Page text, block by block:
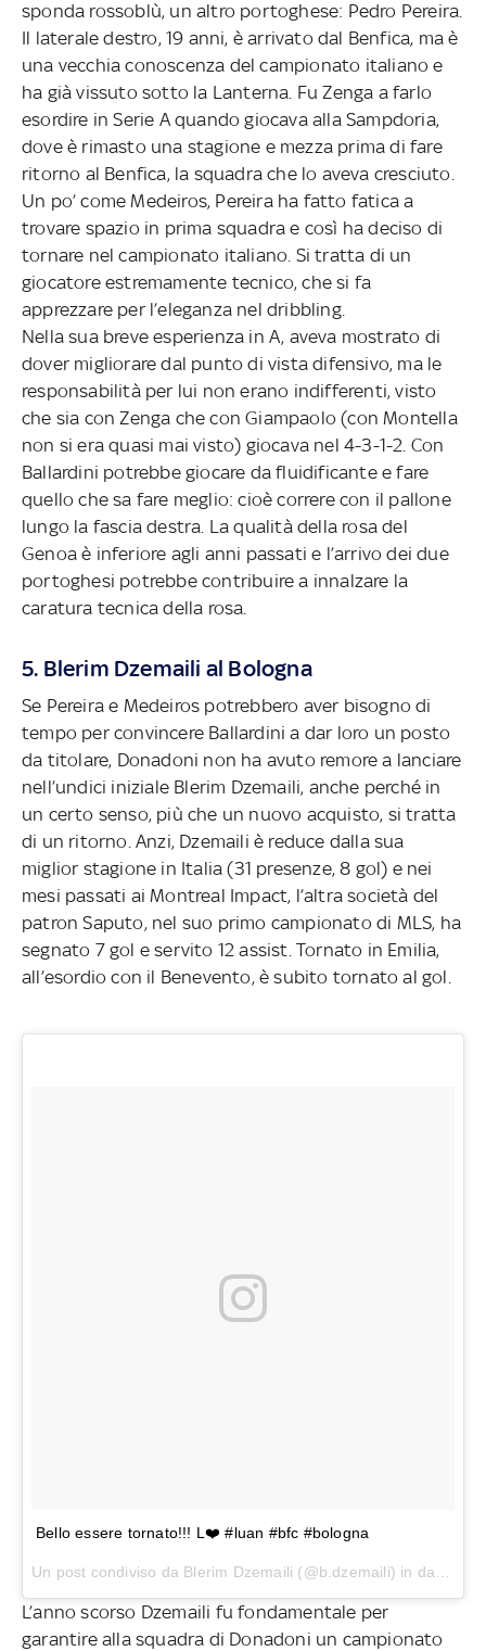
sponda rossoblù, un altro portoghese: Pedro Pereira.
Il laterale destro, 19 anni, è arrivato dal Benfica, ma è
una vecchia conoscenza del campionato italiano e
ha già vissuto sotto la Lanterna. Fu Zenga a farlo
esordire in Serie A quando giocava alla Sampdoria,
dove è rimasto una stagione e mezza prima di fare
ritorno al Benfica, la squadra che lo aveva cresciuto.
Un po’ come Medeiros, Pereira ha fatto fatica a
trovare spazio in prima squadra e così ha deciso di
tornare nel campionato italiano. Si tratta di un
giocatore estremamente tecnico, che si fa
apprezzare per l’eleganza nel dribbling.
Nella sua breve esperienza in A, aveva mostrato di
dover migliorare dal punto di vista difensivo, ma le
responsabilità per lui non erano indifferenti, visto
che sia con Zenga che con Giampaolo (con Montella
non si era quasi mai visto) giocava nel 4-3-1-2. Con
Ballardini potrebbe giocare da fluidificante e fare
quello che sa fare meglio: cioè correre con il pallone
lungo la fascia destra. La qualità della rosa del
Genoa è inferiore agli anni passati e l’arrivo dei due
portoghesi potrebbe contribuire a innalzare la
caratura tecnica della rosa.
5. Blerim Dzemaili al Bologna
Se Pereira e Medeiros potrebbero aver bisogno di
tempo per convincere Ballardini a dar loro un posto
da titolare, Donadoni non ha avuto remore a lanciare
nell’undici iniziale Blerim Dzemaili, anche perché in
un certo senso, più che un nuovo acquisto, si tratta
di un ritorno. Anzi, Dzemaili è reduce dalla sua
miglior stagione in Italia (31 presenze, 8 gol) e nei
mesi passati ai Montreal Impact, l’altra società del
patron Saputo, nel suo primo campionato di MLS, ha
segnato 7 gol e servito 12 assist. Tornato in Emilia,
all’esordio con il Benevento, è subito tornato al gol.
Bello essere tornato!!! L❤️ #luan #bfc #bologna
Un post condiviso da Blerim Dzemaili (@b.dzemaili) in data:
L’anno scorso Dzemaili fu fondamentale per
garantire alla squadra di Donadoni un campionato